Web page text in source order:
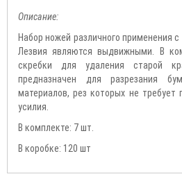
Описание:
Наборножей различного применения
Лезвия являются выдвижными. В
скребки для удаления старой
предназначен для разрезания
материалов, рез которых не требует
усилия.
В комплекте: 7 шт.
В коробке: 120 шт